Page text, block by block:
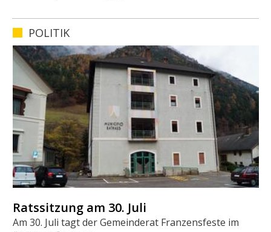
POLITIK
Ratssitzung am 30. Juli
Am 30. Juli tagt der Gemeinderat Franzensfeste im